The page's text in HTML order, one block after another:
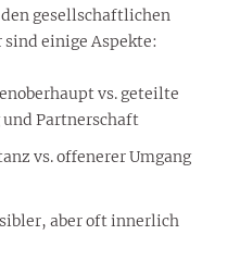
gesellschaftlichen
einige Aspekte:
vs. geteilte
Partnerschaft
vs. offenerer Umgang
aber oft innerlich